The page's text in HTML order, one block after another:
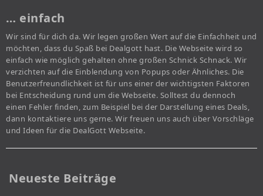
… einfach
Wir sind für dich da. Wir legen großen Wert auf die Einfachheit und
möchten, dass du Spaß bei Dealgott hast. Die Webseite wird so
einfach wie möglich gehalten ohne großen Schnick Schnack. Wir
verzichten auf die Einblendung von Popups oder Ähnliches. Die
Benutzerfreundlichkeit ist für uns einer der wichtigsten Faktoren
bei Entscheidung rund um die Webseite. Solltest du dennoch
einen Fehler finden, zum Beispiel bei der Darstellung eines Deals,
dann kontaktiere uns gerne. Wir freuen uns auch über Vorschläge
und Ideen für die DealGott Webseite.
Neueste Beiträge